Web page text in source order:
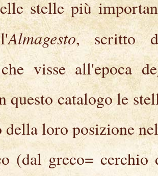
stelle più
Almagesto, scritto
visse all'epoca
questo catalogo le
della loro posizione
(dal greco=